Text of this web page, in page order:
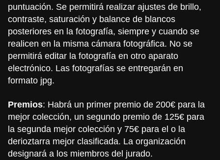
puntuación. Se permitirá realizar ajustes de brillo,
contraste, saturación y balance de blancos
posteriores en la fotografía, siempre y cuando se
realicen en la misma cámara fotográfica. No se
permitirá editar la fotografía en otro aparato
electrónico. Las fotografías se entregarán en
formato jpg.
Premios: Habrá un primer premio de 200€ para la
mejor colección, un segundo premio de 125€ para
la segunda mejor colección y 75€ para el o la
derioztarra mejor clasificada. La organización
designará a los miembros del jurado.